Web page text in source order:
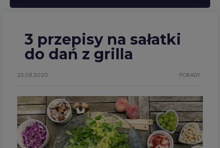
3 przepisy na sałatki
do dań z grilla
PORADY
25.08.2020